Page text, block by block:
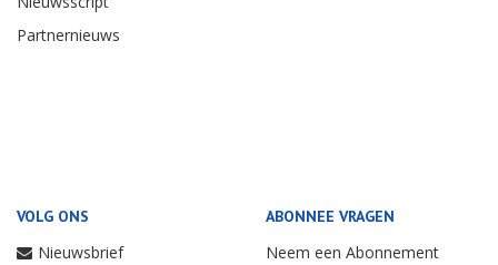
Partnernieuws
VOLG ONS
Nieuwsbrief
ABONNEE VRAGEN
Neem een Abonnement